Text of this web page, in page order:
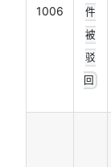
1006
件
被
驳
回